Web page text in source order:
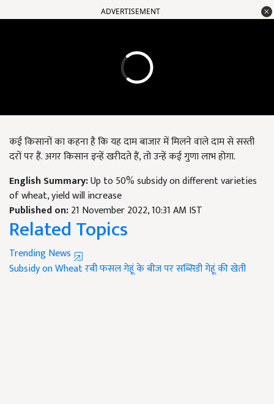
ADVERTISEMENT
कई किसानों का कहना है कि यह दाम बाजार में मिलने वाले दाम से सस्ती
दरों पर हैं. अगर किसान इन्हें खरीदते हैं, तो उन्हें कई गुणा लाभ होगा.
English Summary:Up to 50% subsidy on different varieties
of wheat, yield will increase
Published on:21 November 2022, 10:31 AM IST
Related Topics
Trending News
Subsidy on Wheatरबी फसलगेहूं के बीज पर सब्सिडीगेहूं की खेती